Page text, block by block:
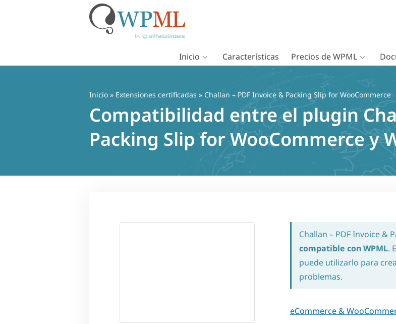
Inicio Características Precios de WPML
Inicio » Extensiones certificadas » Challan – PDF Invoice & Packing Slip for WooCommerce
Compatibilidad entre el plugin
Packing Slip for WooCommerce y
Challan – PDF Invoice &
compatible con WPML.
puede utilizarlo para
problemas.
eCommerce &